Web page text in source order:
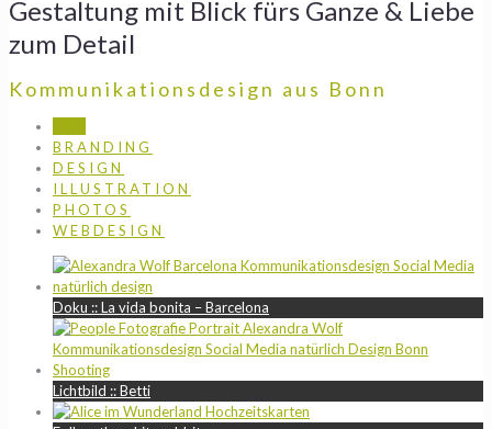
Gestaltung mit Blick fürs Ganze & Liebe
zum Detail
Kommunikationsdesign aus Bonn
BRANDING
DESIGN
ILLUSTRATION
PHOTOS
WEBDESIGN
Doku :: La vida bonita – Barcelona
Lichtbild :: Betti